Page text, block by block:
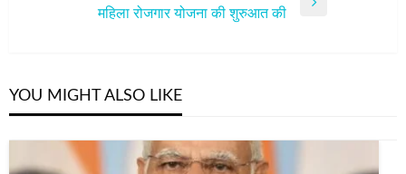
महिला रोजगार योजना की शुरुआत की
YOU MIGHT ALSO LIKE